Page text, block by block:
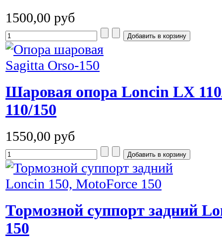
1500,00 руб
Шаровая опора Loncin LX
110/150
1550,00 руб
Тормозной суппорт задний
150